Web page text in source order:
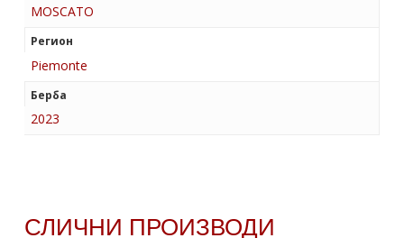
MOSCATO
Регион
Piemonte
Берба
2023
СЛИЧНИ ПРОИЗВОДИ